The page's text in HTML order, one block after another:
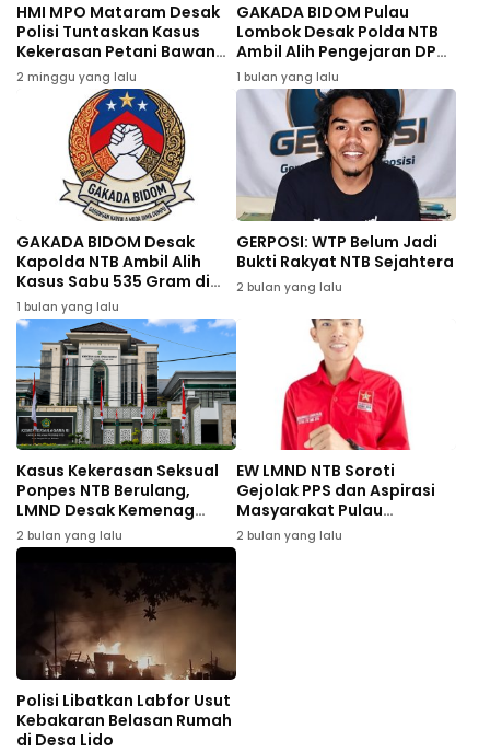
HMI MPO Mataram Desak
Polisi Tuntaskan Kasus
Kekerasan Petani Bawang
Bima
2 minggu yang lalu
GAKADA BIDOM Pulau
Lombok Desak Polda NTB
Ambil Alih Pengejaran DPO
Kasus Dugaan Peredaran
535 Gram Sabu di Bima
1 bulan yang lalu
GAKADA BIDOM Desak
Kapolda NTB Ambil Alih
Kasus Sabu 535 Gram di
Bima
1 bulan yang lalu
GERPOSI: WTP Belum Jadi
Bukti Rakyat NTB Sejahtera
2 bulan yang lalu
Kasus Kekerasan Seksual
Ponpes NTB Berulang,
LMND Desak Kemenag
Evaluasi Total
2 bulan yang lalu
EW LMND NTB Soroti
Gejolak PPS dan Aspirasi
Masyarakat Pulau
Sumbawa
2 bulan yang lalu
Polisi Libatkan Labfor Usut
Kebakaran Belasan Rumah
di Desa Lido